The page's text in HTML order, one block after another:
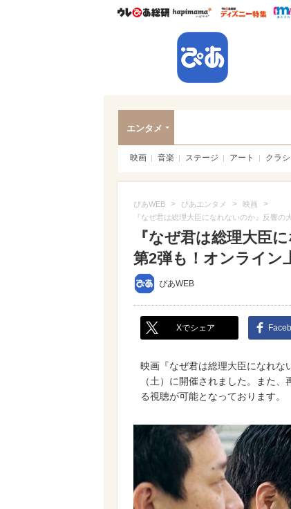
ウレぴあ総研ハピママ* ウ
エンタメ
映画 音楽 ステージ アート クラ
ぴあWEB > ぴあエンタメ > 映画 >
『なぜ君は総理大臣になれないのか』反響
『なぜ君は総理大臣
第2弾も！オンライン
ぴあWEB
Xでシェア
映画『なぜ君は総理大臣になれな
（土）に開催されました。また
る視聴が可能となっております。